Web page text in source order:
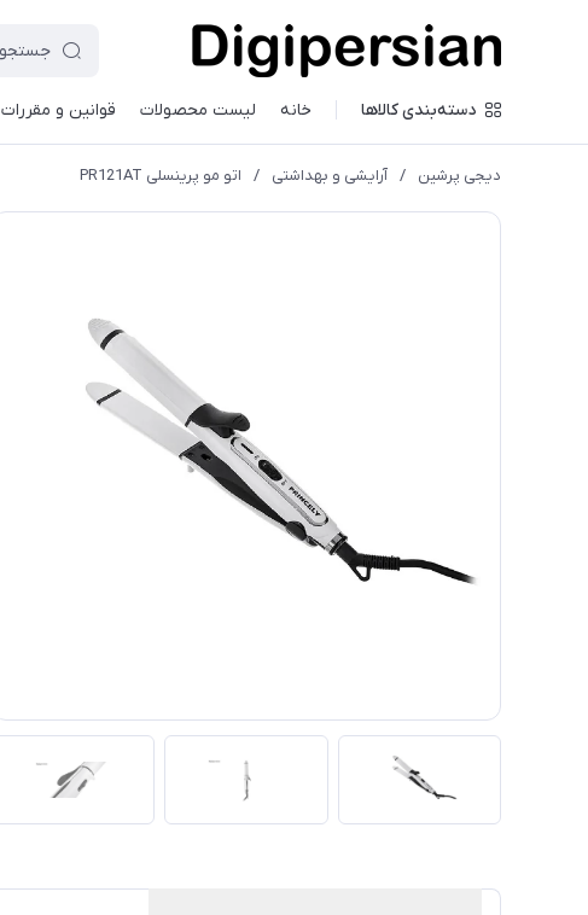
دسته‌بندی کالاها خانه لیست محصولات قوانین و مقررات
دیجی پرشین / آرایشی و بهداشتی / اتو مو پرینسلی PR121AT